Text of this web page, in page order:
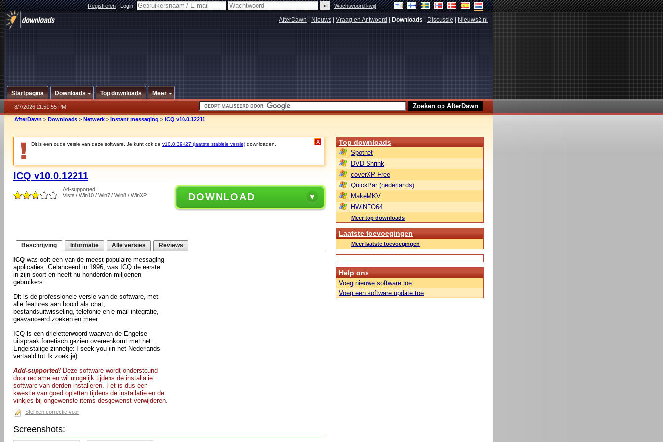
Registreren|Login: |Wachtwoord kwijt
AfterDawn Nieuws Vraag en Antwoord Downloads Discussie Nieuws2.nl
Startpagina Downloads Top downloads Meer
8/7/2026 11:51:55 PM
AfterDawn > Downloads > Netwerk > Instant messaging > ICQ v10.0.12211
Dit is een oude versie van deze software. Je kunt ook de v10.0.39427 (laatste stabiele versie) downloaden. X
ICQ v10.0.12211
Ad-supported
Vista / Win10 / Win7 / Win8 / WinXP
DOWNLOAD
Beschrijving Informatie Alle versies Reviews
ICQ was ooit een van de meest populaire messaging
applicaties. Gelanceerd in 1996, was ICQ de eerste
in zijn soort en heeft nu honderden miljoenen
gebruikers.
Dit is de professionele versie van de software, met
alle features aan boord als chat,
bestandsuitwisseling, telefonie en e-mail integratie,
geavanceerd zoeken en meer.
ICQ is een drieletterwoord waarvan de Engelse
uitspraak fonetisch gezien overeenkomt met het
Engelstalige zinnetje: I seek you (in het Nederlands
vertaald tot Ik zoek je).
Add-supported! Deze software wordt ondersteund
door reclame en wil mogelijk tijdens de installatie
software van derden installeren. Het is dus een
kwestie van goed opletten tijdens de installatie en de
vinkjes bij ongewenste items desgewenst verwijderen.
Stel een correctie voor
Screenshots:
Top downloads
Spotnet
DVD Shrink
coverXP Free
QuickPar (nederlands)
MakeMKV
HWiNFO64
Meer top downloads
Laatste toevoegingen
Meer laatste toevoegingen
Help ons
Voeg nieuwe software toe
Voeg een software update toe